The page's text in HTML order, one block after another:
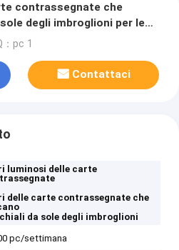
contrassegnate che
degli imbroglioni per le
：pc 1
Contattaci
luminosi delle carte
delle carte contrassegnate che
da sole degli imbroglioni
pc/settimana